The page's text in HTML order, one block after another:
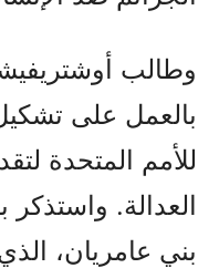
وطالب
بالعمل على
للأمم المتحدة
العدالة.
بني عامريان،